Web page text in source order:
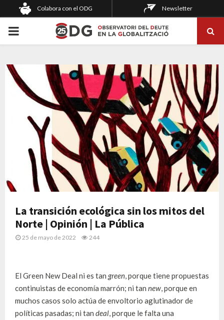
Colabora con el ODG Newsletter
PRIMARY
La transición ecológica sin los mitos del
Norte | Opinión | La Pública
25 de mayo de 2022 244
El Green New Deal ni es tan green, porque tiene propuestas
continuistas de economía marrón; ni tan new, porque en
muchos casos solo actúa de envoltorio aglutinador de
políticas pasadas; ni tan deal, porque le falta una